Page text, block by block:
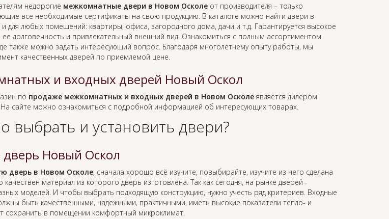
недорогие межкомнатные двери в Новом Осколеот производителя – только
все необходимые сертификаты на свою продукцию. В каталоге можно найти двери в
для любых помещений: квартиры, офиса, загородного дома, дачи и т.д. Гарантируется высокое
ее долговечность и привлекательный внешний вид. Ознакомиться с полным ассортиментом
также можно задать интересующий вопрос. Благодаря многолетнему опыту работы, мы
качественных дверей по приемлемой цене.
и входных дверей Новый Оскол
по продаже межкомнатных и входных дверей в Новом Осколеявляется дилером
сайте можно ознакомиться с подробной информацией об интересующих товарах.
выбрать и установить двери?
Новый Оскол
дверь в Новом Осколе, сначала хорошо всё изучите, повыбирайте, изучите из чего сделана
качествен материал из которого дверь изготовлена. Так как сегодня, на рынке дверей -
моделей. И чтобы выбрать подходящую конструкцию, нужно учесть ряд критериев. Входные
быть качественными, надежными, практичными, иметь высокие показатели тепло- и
сохранить в помещении комфортный микроклимат.